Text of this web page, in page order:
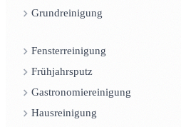
Grundreinigung
Fensterreinigung
Frühjahrsputz
Gastronomiereinigung
Hausreinigung